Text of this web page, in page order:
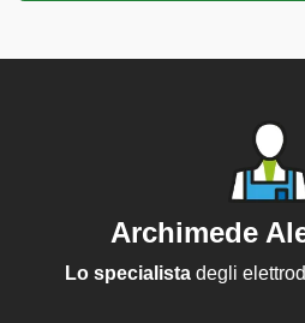
Archimede
Lo specialistadegli